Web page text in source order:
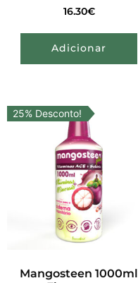
16.30€
Adicionar
25% Desconto!
Mangosteen 1000ml